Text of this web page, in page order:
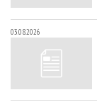
03.08.2026